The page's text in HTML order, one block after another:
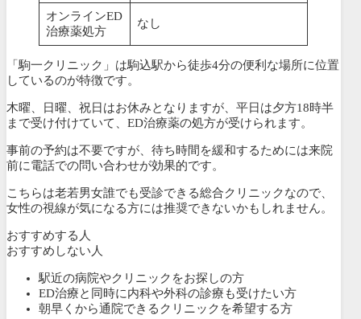
オンラインED
治療薬処方
なし
「駒一クリニック」は駒込駅から徒歩4分の便利な場所に位置
しているのが特徴です。
木曜、日曜、祝日はお休みとなりますが、平日は夕方18時半
まで受け付けていて、ED治療薬の処方が受けられます。
事前の予約は不要ですが、待ち時間を緩和するためには来院
前に電話での問い合わせが効果的です。
こちらは老若男女誰でも受診できる総合クリニックなので、
女性の視線が気になる方には推奨できないかもしれません。
おすすめする人
おすすめしない人
駅近の病院やクリニックをお探しの方
ED治療と同時に内科や外科の診療も受けたい方
朝早くから通院できるクリニックを希望する方